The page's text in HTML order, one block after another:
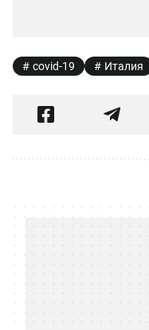
covid-19 Италия